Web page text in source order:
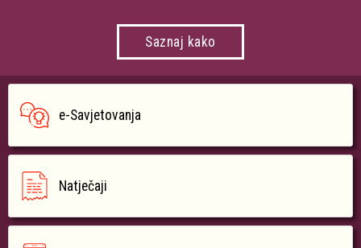
Saznaj kako
e-Savjetovanja
Natječaji